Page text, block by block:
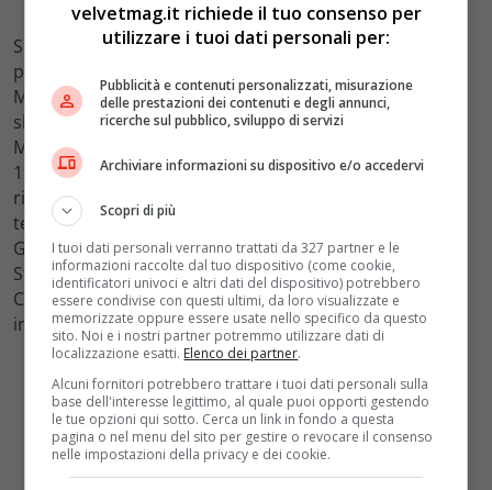
Sulla strada della finale se tutto va secondo pronostico
per i francesi dovrebbe arrivare l’Argentina di Lionel
Messi. Ebbene sì lapulceche fa meglio del suo rivale. Si
sbarazza dell’Olanda ben quotata, ma per cui il
MOndiale resta stregato dopo 3 secondi posti (1974,
1978, 2010), anche se per le prime due volte bisogna
risalire al grande
tempi di
Maradona
Germania. Il sogno è uno solo: raggiungere il Lusail
Stadium di Lusail in Qatar, a 15 km di distanza dalla
Capitale Doha, con quelle 80.000 persone che
incoreranno i nuovi dei del calcio.
velvetmag.it richiede il tuo consenso per
utilizzare i tuoi dati personali per:
Pubblicità e contenuti personalizzati, misurazione
delle prestazioni dei contenuti e degli annunci,
ricerche sul pubblico, sviluppo di servizi
Archiviare informazioni su dispositivo e/o accedervi
Scopri di più
I tuoi dati personali verranno trattati da 327 partner e le
informazioni raccolte dal tuo dispositivo (come cookie,
identificatori univoci e altri dati del dispositivo) potrebbero
essere condivise con questi ultimi, da loro visualizzate e
memorizzate oppure essere usate nello specifico da questo
sito. Noi e i nostri partner potremmo utilizzare dati di
localizzazione esatti. Elenco dei partner.
Alcuni fornitori potrebbero trattare i tuoi dati personali sulla
base dell'interesse legittimo, al quale puoi opporti gestendo
le tue opzioni qui sotto. Cerca un link in fondo a questa
pagina o nel menu del sito per gestire o revocare il consenso
nelle impostazioni della privacy e dei cookie.